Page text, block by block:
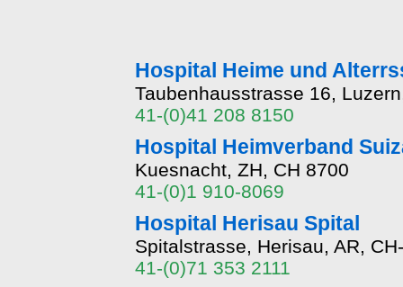
Hospital Heime und
Taubenhausstrasse 16,
41-(0)41 208 8150
Hospital Heimverband
Kuesnacht, ZH, CH 8700
41-(0)1 910-8069
Hospital Herisau Spital
Spitalstrasse, Herisau, AR,
41-(0)71 353 2111